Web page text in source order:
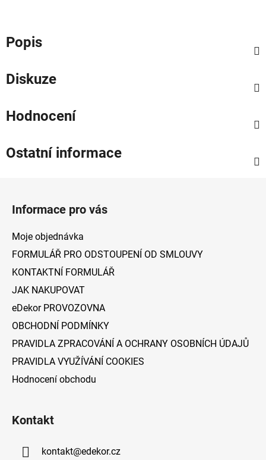
Popis
Diskuze
Hodnocení
Ostatní informace
Informace pro vás
Moje objednávka
FORMULÁŘ PRO ODSTOUPENÍ OD SMLOUVY
KONTAKTNÍ FORMULÁŘ
JAK NAKUPOVAT
eDekor PROVOZOVNA
OBCHODNÍ PODMÍNKY
PRAVIDLA ZPRACOVÁNÍ A OCHRANY OSOBNÍCH ÚDAJŮ
PRAVIDLA VYUŽÍVÁNÍ COOKIES
Hodnocení obchodu
Kontakt
kontakt@edekor.cz